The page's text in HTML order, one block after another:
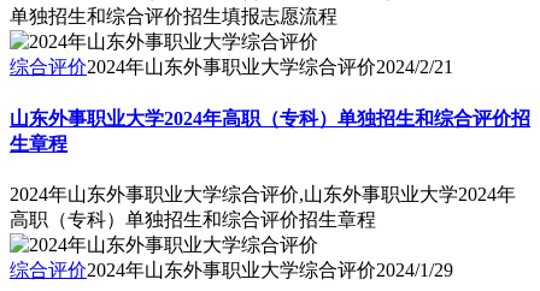
单独招生和综合评价招生填报志愿流程
综合评价2024年山东外事职业大学综合评价2024/2/21
山东外事职业大学2024年高职（专科）单独招生和综合评价招
生章程
2024年山东外事职业大学综合评价,山东外事职业大学2024年
高职（专科）单独招生和综合评价招生章程
综合评价2024年山东外事职业大学综合评价2024/1/29